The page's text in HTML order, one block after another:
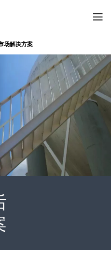
场解决方案